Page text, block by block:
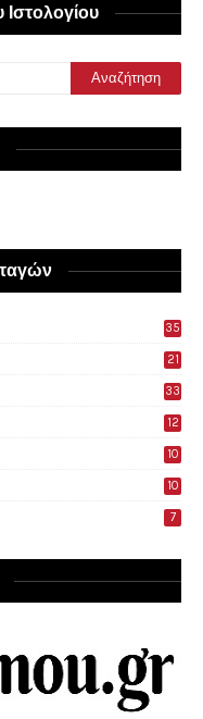
35
21
33
12
10
10
7